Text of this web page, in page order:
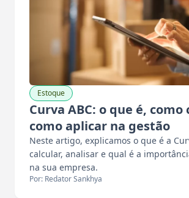
Estoque
Curva ABC: o que é, como
como aplicar na gestão
Neste artigo, explicamos o que é a
calcular, analisar e qual é a
na sua empresa.
Por: Redator Sankhya